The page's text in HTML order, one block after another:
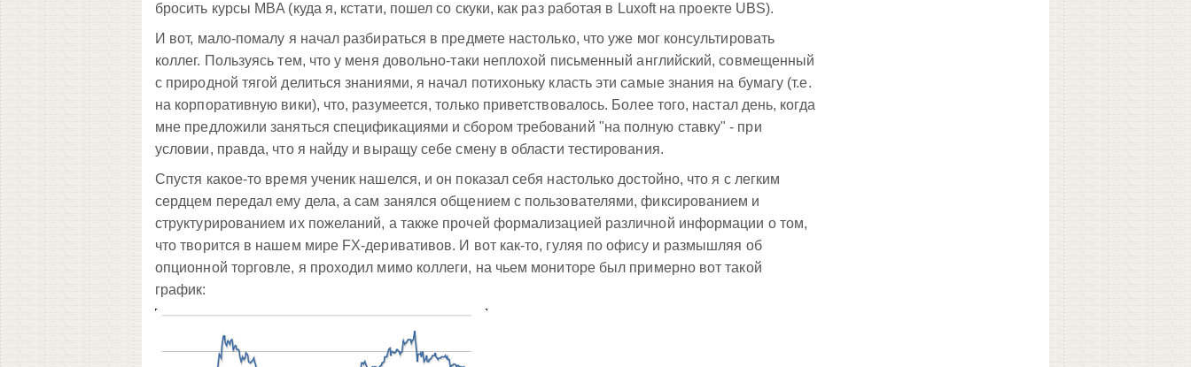
бросить курсы MBA (куда я, кстати, пошел со скуки, как раз работая в Luxoft на проекте UBS).
И вот, мало-помалу я начал разбираться в предмете настолько, что уже мог консультировать
коллег. Пользуясь тем, что у меня довольно-таки неплохой письменный английский, совмещенный
с природной тягой делиться знаниями, я начал потихоньку класть эти самые знания на бумагу (т.е.
на корпоративную вики), что, разумеется, только приветствовалось. Более того, настал день, когда
мне предложили заняться спецификациями и сбором требований "на полную ставку" - при
условии, правда, что я найду и выращу себе смену в области тестирования.
Спустя какое-то время ученик нашелся, и он показал себя настолько достойно, что я с легким
сердцем передал ему дела, а сам занялся общением с пользователями, фиксированием и
структурированием их пожеланий, а также прочей формализацией различной информации о том,
что творится в нашем мире FX-деривативов. И вот как-то, гуляя по офису и размышляя об
опционной торговле, я проходил мимо коллеги, на чьем мониторе был примерно вот такой
график: